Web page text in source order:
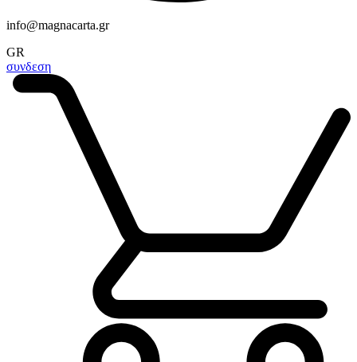
info@magnacarta.gr
GR
συνδεση